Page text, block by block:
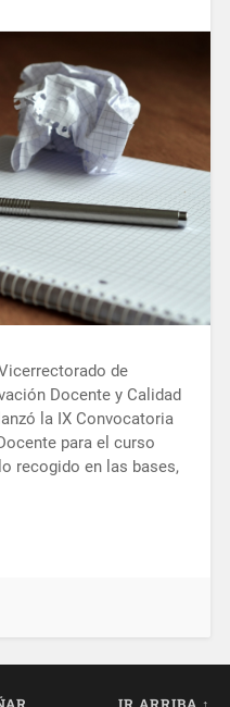
de
Docente y Calidad
la IX Convocatoria
para el curso
recogido en las bases,